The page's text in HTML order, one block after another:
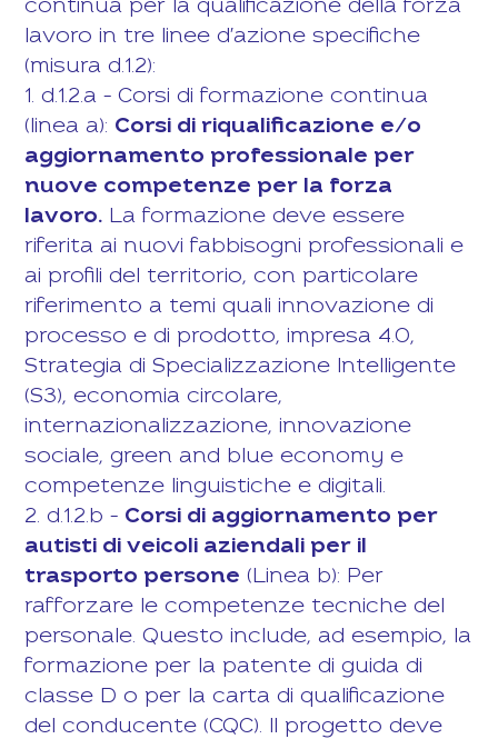
continua per la qualificazione della forza
lavoro in tre linee d'azione specifiche
(misura d.1.2):
1. d.1.2.a – Corsi di formazione continua
(linea a): Corsi di riqualificazione e/o
aggiornamento professionale per
nuove competenze per la forza
lavoro. La formazione deve essere
riferita ai nuovi fabbisogni professionali e
ai profili del territorio, con particolare
riferimento a temi quali innovazione di
processo e di prodotto, impresa 4.0,
Strategia di Specializzazione Intelligente
(S3), economia circolare,
internazionalizzazione, innovazione
sociale, green and blue economy e
competenze linguistiche e digitali.
2. d.1.2.b – Corsi di aggiornamento per
autisti di veicoli aziendali per il
trasporto persone (Linea b): Per
rafforzare le competenze tecniche del
personale. Questo include, ad esempio, la
formazione per la patente di guida di
classe D o per la carta di qualificazione
del conducente (CQC). Il progetto deve